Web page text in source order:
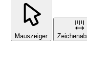
Mauszeiger